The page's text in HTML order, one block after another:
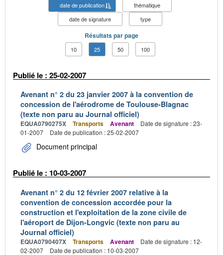
date de publication
thématique
date de signature
type
Résultats par page
10 25 50 100
Publié le : 25-02-2007
Avenant n° 2 du 23 janvier 2007 à la convention de
concession de l'aérodrome de Toulouse-Blagnac
(texte non paru au Journal officiel)
EQUA0790275X Transports Avenant
Date de signature : 23-
01-2007
Date de publication : 25-02-2007
Document principal
Publié le : 10-03-2007
Avenant n° 2 du 12 février 2007 relative à la
convention de concession accordée pour la
construction et l'exploitation de la zone civile de
l'aéroport de Dijon-Longvic (texte non paru au
Journal officiel)
EQUA0790407X Transports Avenant
Date de signature : 12-
02-2007
Date de publication : 10-03-2007